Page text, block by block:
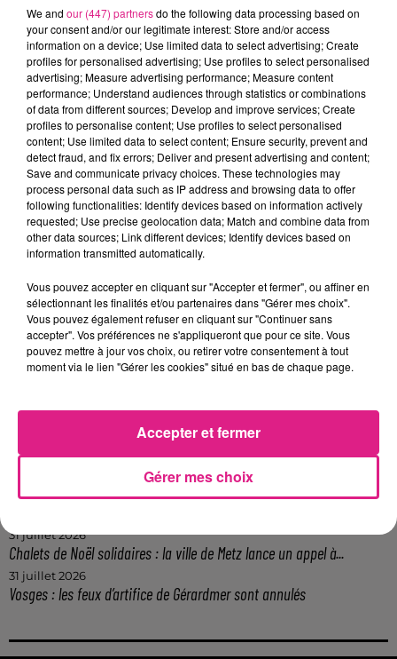
élément primordial pour réussir une immersion
parfaite dans un univers. Et le joyau de cette
couronne, c'est très certainement le«Trésor des
Caraïbes», dans lequel les joueurs explorent un
navire pirate et terminent sur une plage de sable
blanc. Cette pièce qui vous fera réfléchir comme
jamais a même été récompensé aux Escape Game
Awards.
Une envie de reserver une partie? Il suffit de cliquer
FIL ACTUS
7 août 2026
Lorraine : une journée pas comme les autres au Parc animalier de...
6 août 2026
Metz : une distribution de lunette gratuite pour voir l’éclipse
5 août 2026
4 août 2026
Officiel : Gauthier Hein quitte le FC Metz pour l'OGC Nice
4 août 2026
Officiel : le lac de Madine reporte son feu d’artifice
4 août 2026
31 juillet 2026
Chalets de Noël solidaires : la ville de Metz lance un appel à...
31 juillet 2026
Vosges : les feux d’artifice de Gérardmer sont annulés
We and our (447) partnersdo the following data processing based on
your consent and/or our legitimate interest: Store and/or access
information on a device; Use limited data to select advertising; Create
profiles for personalised advertising; Use profiles to select personalised
advertising; Measure advertising performance; Measure content
performance; Understand audiences through statistics or combinations
of data from different sources; Develop and improve services; Create
profiles to personalise content; Use profiles to select personalised
content; Use limited data to select content; Ensure security, prevent and
detect fraud, and fix errors; Deliver and present advertising and content;
Save and communicate privacy choices. These technologies may
process personal data such as IP address and browsing data to offer
following functionalities: Identify devices based on information actively
requested; Use precise geolocation data; Match and combine data from
other data sources; Link different devices; Identify devices based on
information transmitted automatically.
Vous pouvez accepter en cliquant sur "Accepter et fermer", ou affiner en
sélectionnant les finalités et/ou partenaires dans "Gérer mes choix".
Vous pouvez également refuser en cliquant sur "Continuer sans
accepter". Vos préférences ne s'appliqueront que pour ce site. Vous
pouvez mettre à jour vos choix, ou retirer votre consentement à tout
moment via le lien "Gérer les cookies" situé en bas de chaque page.
Gérer mes choix
Accepter et fermer